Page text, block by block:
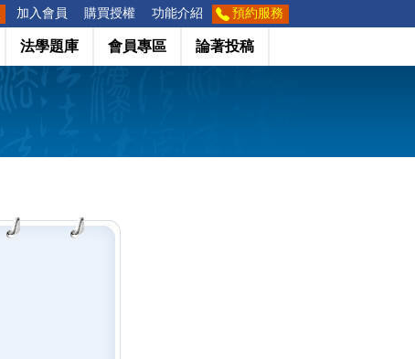
加入會員 購買授權 功能介紹 預約服務
法學題庫 會員專區 論著投稿